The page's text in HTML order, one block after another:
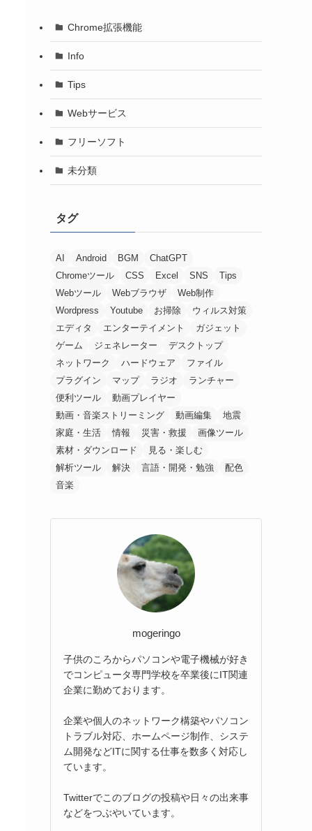
Chrome拡張機能
Info
Tips
Webサービス
フリーソフト
未分類
タグ
AI Android BGM
ChatGPT
Chromeツール
CSS Excel SNS
Tips
Webツール
Webブラウザ
Web制作
Wordpress
Youtube お掃除
ウィルス対策
エディタ
エンターテイメント
ガジェット
ゲーム
ジェネレーター
デスクトップ
ネットワーク
ハードウェア
ファイル
プラグイン
マップ ラジオ
ランチャー
便利ツール
動画プレイヤー
動画・音楽ストリーミング
動画編集
地震
家庭・生活
情報 災害・救援
画像ツール
素材・ダウンロード
見る・楽しむ
解析ツール
解決 言語・開発・勉強
配色
音楽
mogeringo
子供のころからパソコンや電子機械が好き
でコンピュータ専門学校を卒業後にIT関連
企業に勤めております。
企業や個人のネットワーク構築やパソコン
トラブル対応、ホームページ制作、システ
ム開発などITに関する仕事を数多く対応し
ています。
Twitterでこのブログの投稿や日々の出来事
などをつぶやいています。